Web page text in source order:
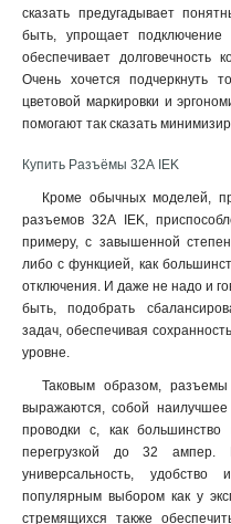
сказать предугадывает
быть, упрощает подключение
обеспечивает долговечность
Очень хочется подчеркнуть
цветовой маркировки и
помогают так сказать
Купить Разъёмы 32А IEK
Кроме обычных моделей,
разъемов 32А IEK,
примеру, с завышенной
либо с функцией, как
отключения. И даже не надо и
быть, подобрать
задач, обеспечивая
уровне.
Таковым образом,
выражаются, собой
проводки с, как большинство
перегрузкой до 32
универсальность,
популярным выбором как у
стремящихся также